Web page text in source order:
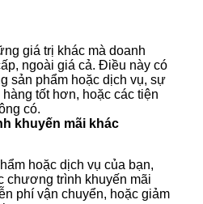
giá trị khác mà doanh
ngoài giá cả. Điều này có
sản phẩm hoặc dịch vụ, sự
tốt hơn, hoặc các tiện
có.
khuyến mãi khác
hoặc dịch vụ của bạn,
chương trình khuyến mãi
phí vận chuyển, hoặc giảm